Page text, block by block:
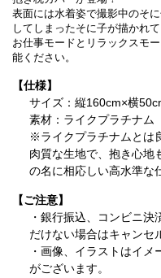
表面には水着姿で撮影中のそ
してしまったそに子が描かれて
お仕事モードとリラックスモ
能ください。
【仕様】
サイズ：縦160cm×横
素材：ライクプラチナム
※ライクプラチナムとは
肉質な生地で、抱き心地
の名に相応しい高水準な
【ご注意】
・銀行振込、コンビニ
だけない場合はキャンセ
・画像、イラストはイ
がございます。